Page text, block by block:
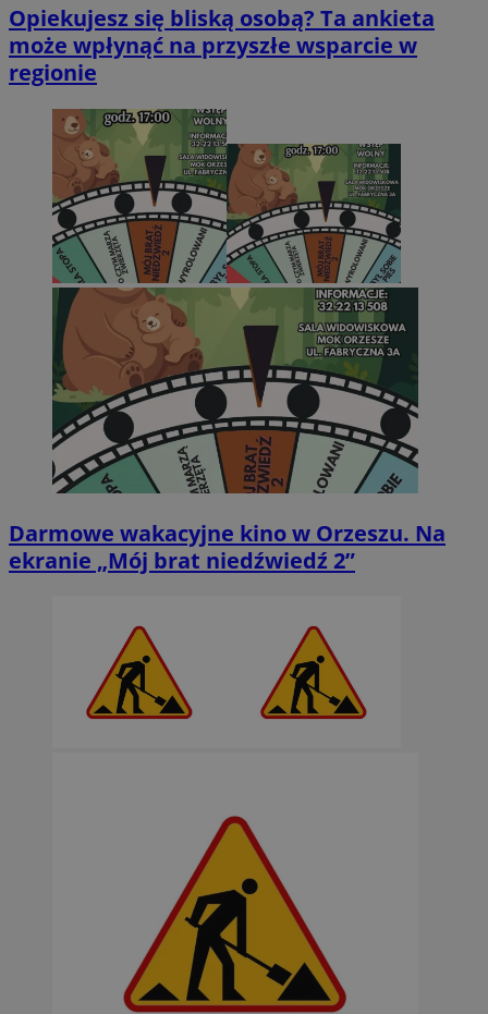
Opiekujesz się bliską osobą? Ta ankieta
może wpłynąć na przyszłe wsparcie w
regionie
Darmowe wakacyjne kino w Orzeszu. Na
ekranie „Mój brat niedźwiedź 2”